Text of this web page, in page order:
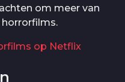
om meer van
op Netflix